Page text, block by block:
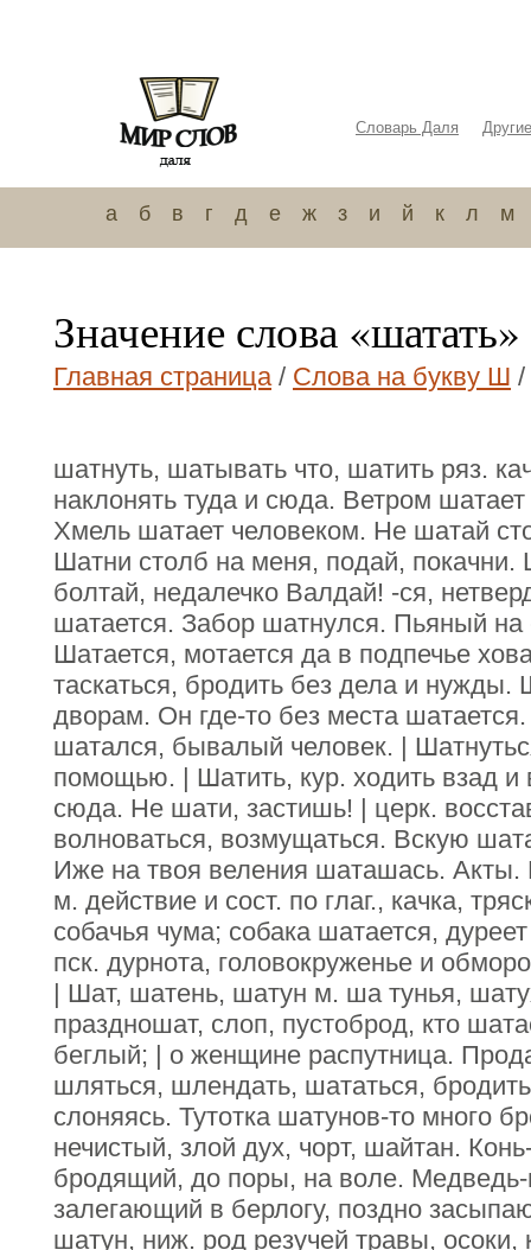
Словарь Даля
а б в г д е ж з и й к л м
Значение слова «шатать»
Главная страница/ Слова на букву Ш /
шатнуть, шатывать что, шатить ряз.
наклонять туда и сюда. Ветром
Хмель шатает человеком. Не шатай
Шатни столб на меня, подай, покачни.
болтай, недалечко Валдай! -ся,
шатается. Забор шатнулся. Пьяный на
Шатается, мотается да в подпечье
таскаться, бродить без дела и нужды.
дворам. Он где-то без места
шатался, бывалый человек. |
помощью. | Шатить, кур. ходить взад и
сюда. Не шати, застишь! | церк.
волноваться, возмущаться. Вскую
Иже на твоя веления шаташась.
м. действие и сост. по глаг., качка,
собачья чума; собака шатается,
пск. дурнота, головокруженье и
| Шат, шатень, шатун м. ша тунья,
праздношат, слоп, пустоброд, кто
беглый; | о женщине распутница.
шляться, шлендать, шататься,
слоняясь. Тутотка шатунов-то много
нечистый, злой дух, чорт, шайтан.
бродящий, до поры, на воле. Медведь-
залегающий в берлогу, поздно
шатун, ниж. род резучей травы, осоки,